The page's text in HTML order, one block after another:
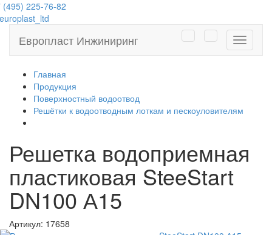
(495) 225-76-82
Европласт Инжиниринг
Главная
Продукция
Поверхностный водоотвод
Решётки к водоотводным лоткам и пескоуловителям
Решетка водоприемная
пластиковая SteeStart
DN100 А15
Артикул: 17658